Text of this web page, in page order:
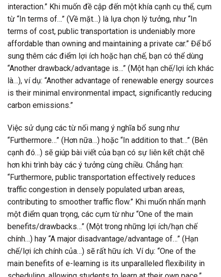
interaction.” Khi muốn đề cập đến một khía cạnh cụ thể, cụm
từ “In terms of…” (Về mặt…) là lựa chọn lý tưởng, như “In
terms of cost, public transportation is undeniably more
affordable than owning and maintaining a private car.” Để bổ
sung thêm các điểm lợi ích hoặc hạn chế, bạn có thể dùng
“Another drawback/advantage is…” (Một hạn chế/lợi ích khác
là…), ví dụ: “Another advantage of renewable energy sources
is their minimal environmental impact, significantly reducing
carbon emissions.”
Việc sử dụng các từ nối mang ý nghĩa bổ sung như
“Furthermore…” (Hơn nữa…) hoặc “In addition to that…” (Bên
cạnh đó…) sẽ giúp bài viết của bạn có sự liên kết chặt chẽ
hơn khi trình bày các ý tưởng cùng chiều. Chẳng hạn:
“Furthermore, public transportation effectively reduces
traffic congestion in densely populated urban areas,
contributing to smoother traffic flow.” Khi muốn nhấn mạnh
một điểm quan trọng, các cụm từ như “One of the main
benefits/drawbacks…” (Một trong những lợi ích/hạn chế
chính…) hay “A major disadvantage/advantage of…” (Hạn
chế/lợi ích chính của…) sẽ rất hữu ích. Ví dụ: “One of the
main benefits of e-learning is its unparalleled flexibility in